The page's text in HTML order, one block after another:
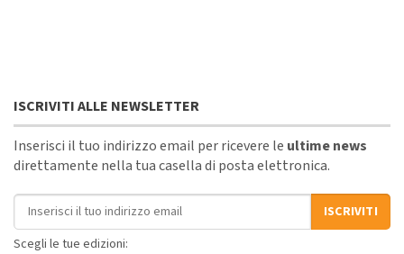
ISCRIVITI ALLE NEWSLETTER
Inserisci il tuo indirizzo email per ricevere le ultime news
direttamente nella tua casella di posta elettronica.
Indirizzo email
ISCRIVITI
Scegli le tue edizioni: